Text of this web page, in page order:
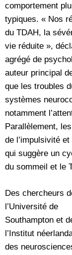
comportement
typiques. « Nos
du TDAH, la
vie réduite »,
agrégé de
auteur principal
que les troubles
systèmes
notamment
Parallèlement,
de l’impulsivité
qui suggère un
du sommeil et le
Des chercheurs
l’Université de
Southampton et
l’Institut
des